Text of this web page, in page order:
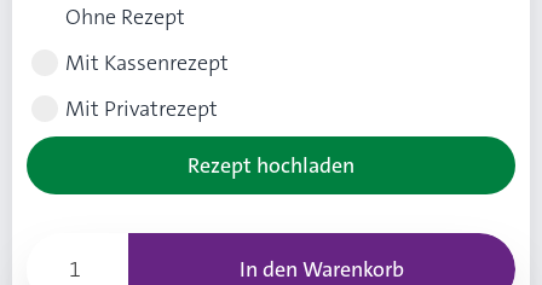
Ohne Rezept
Mit Kassenrezept
Mit Privatrezept
Rezept hochladen
In den Warenkorb